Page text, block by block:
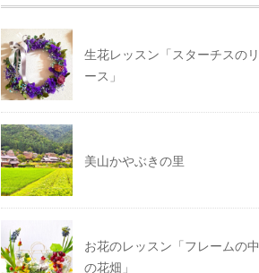
生花レッスン「スターチスのリ
ース」
美山かやぶきの里
お花のレッスン「フレームの中
の花畑」